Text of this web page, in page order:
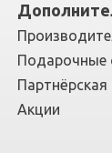
Подарочные
Акции